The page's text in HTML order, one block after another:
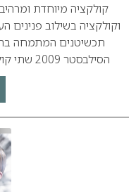
תכשיטנים המתמחה
הסילבסטר 2009 שתי קולקציות מרהיבות וייחודיות האחת…